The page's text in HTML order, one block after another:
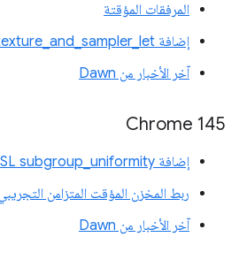
المرفقات المؤقتة
إضافة WGSL texture_and_sampler_let
آخر الأخبار من Dawn
Chrome 145
إضافة WGSL subgroup_uniformity
ربط المخزن المؤقت المتزامن
آخر الأخبار من Dawn